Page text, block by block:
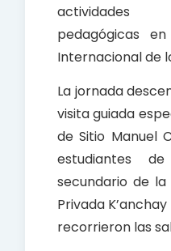
pedagógicas
Internacional de
La jornada
visita guiada
de Sitio Manuel
estudiantes
secundario de la
Privada
recorrieron las